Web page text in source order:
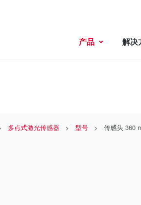
产品 解决
多点式激光传感器 型号 传感头 360